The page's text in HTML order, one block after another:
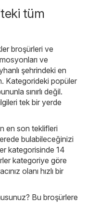
tüm
broşürleri ve
ve
şehrindeki en
Kategorideki popüler
sınırlı değil.
tek bir yerde
en son teklifleri
bulabileceğinizi
kategorisinde 14
kategoriye göre
olanı hızlı bir
Bu broşürlere